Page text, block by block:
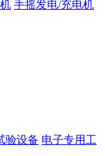
手摇发电/充电机
验设备 电子专用工